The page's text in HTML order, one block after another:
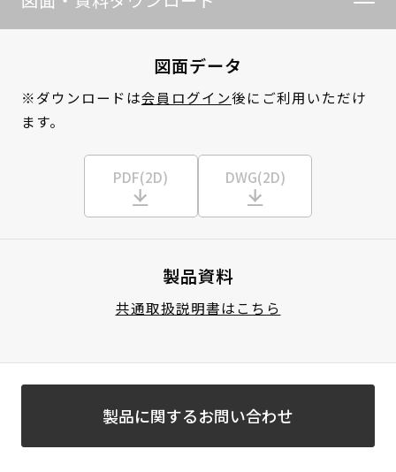
図面データ
※ダウンロードは会員ログイン後にご利用いただけ
ます。
PDF(2D) DWG(2D)
製品資料
共通取扱説明書はこちら
製品に関するお問い合わせ